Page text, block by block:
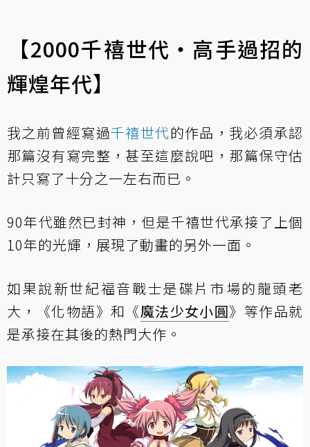
【2000千禧世代‧高手過招的
輝煌年代】
我之前曾經寫過千禧世代的作品，我必須承認
那篇沒有寫完整，甚至這麼說吧，那篇保守估
計只寫了十分之一左右而已。
90年代雖然已封神，但是千禧世代承接了上個
10年的光輝，展現了動畫的另外一面。
如果說新世紀福音戰士是碟片市場的龍頭老
大，《化物語》和《魔法少女小圓》等作品就
是承接在其後的熱門大作。